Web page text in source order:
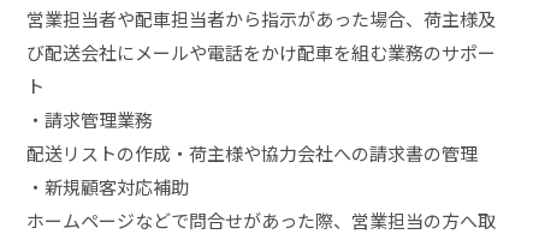
営業担当者や配車担当者から指示があった場合、荷主様及
び配送会社にメールや電話をかけ配車を組む業務のサポー
ト
・請求管理業務
配送リストの作成・荷主様や協力会社への請求書の管理
・新規顧客対応補助
ホームページなどで問合せがあった際、営業担当の方へ取